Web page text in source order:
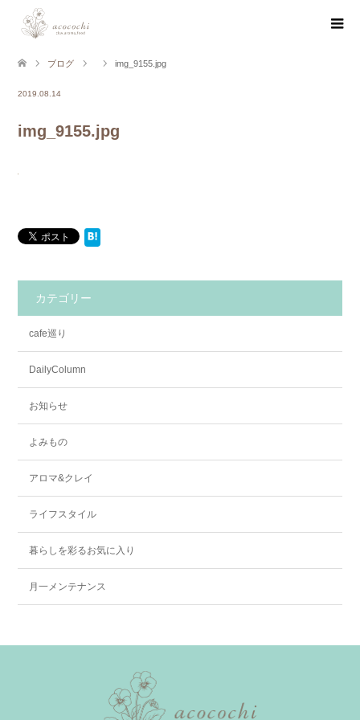
ブログ img_9155.jpg
2019.08.14
img_9155.jpg
カテゴリー
cafe巡り
DailyColumn
お知らせ
よみもの
アロマ&クレイ
ライフスタイル
暮らしを彩るお気に入り
月一メンテナンス